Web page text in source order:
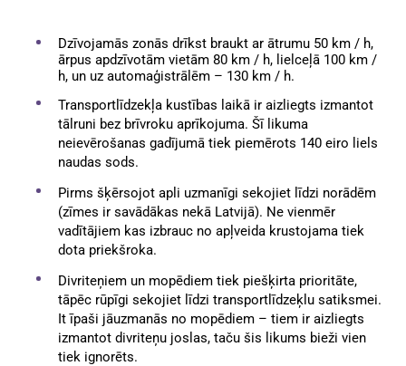
Dzīvojamās zonās drīkst braukt ar ātrumu 50 km / h,
ārpus apdzīvotām vietām 80 km / h, lielceļā 100 km /
h, un uz automaģistrālēm – 130 km / h.
Transportlīdzekļa kustības laikā ir aizliegts izmantot
tālruni bez brīvroku aprīkojuma. Šī likuma
neievērošanas gadījumā tiek piemērots 140 eiro liels
naudas sods.
Pirms šķērsojot apli uzmanīgi sekojiet līdzi norādēm
(zīmes ir savādākas nekā Latvijā). Ne vienmēr
vadītājiem kas izbrauc no apļveida krustojama tiek
dota priekšroka.
Divriteņiem un mopēdiem tiek piešķirta prioritāte,
tāpēc rūpīgi sekojiet līdzi transportlīdzeķlu satiksmei.
It īpaši jāuzmanās no mopēdiem – tiem ir aizliegts
izmantot divriteņu joslas, taču šis likums bieži vien
tiek ignorēts.